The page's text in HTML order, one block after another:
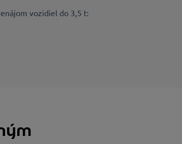
vozidiel do 3,5 t: